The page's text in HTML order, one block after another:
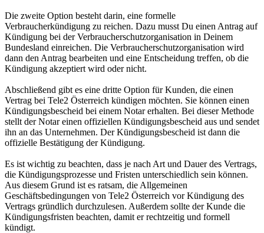
Die zweite Option besteht darin, eine formelle
Verbraucherkündigung zu reichen. Dazu musst Du einen Antrag auf
Kündigung bei der Verbraucherschutzorganisation in Deinem
Bundesland einreichen. Die Verbraucherschutzorganisation wird
dann den Antrag bearbeiten und eine Entscheidung treffen, ob die
Kündigung akzeptiert wird oder nicht.
Abschließend gibt es eine dritte Option für Kunden, die einen
Vertrag bei Tele2 Österreich kündigen möchten. Sie können einen
Kündigungsbescheid bei einem Notar erhalten. Bei dieser Methode
stellt der Notar einen offiziellen Kündigungsbescheid aus und sendet
ihn an das Unternehmen. Der Kündigungsbescheid ist dann die
offizielle Bestätigung der Kündigung.
Es ist wichtig zu beachten, dass je nach Art und Dauer des Vertrags,
die Kündigungsprozesse und Fristen unterschiedlich sein können.
Aus diesem Grund ist es ratsam, die Allgemeinen
Geschäftsbedingungen von Tele2 Österreich vor Kündigung des
Vertrags gründlich durchzulesen. Außerdem sollte der Kunde die
Kündigungsfristen beachten, damit er rechtzeitig und formell
kündigt.